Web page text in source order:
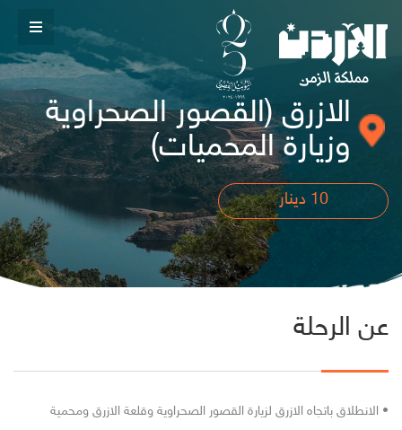
الازرق (القصور الصحراوية
وزيارة المحميات)
10 دينار
عن الرحلة
• الانطلاق باتجاه الازرق لزيارة القصور الصحراوية وقلعة الازرق ومحمية